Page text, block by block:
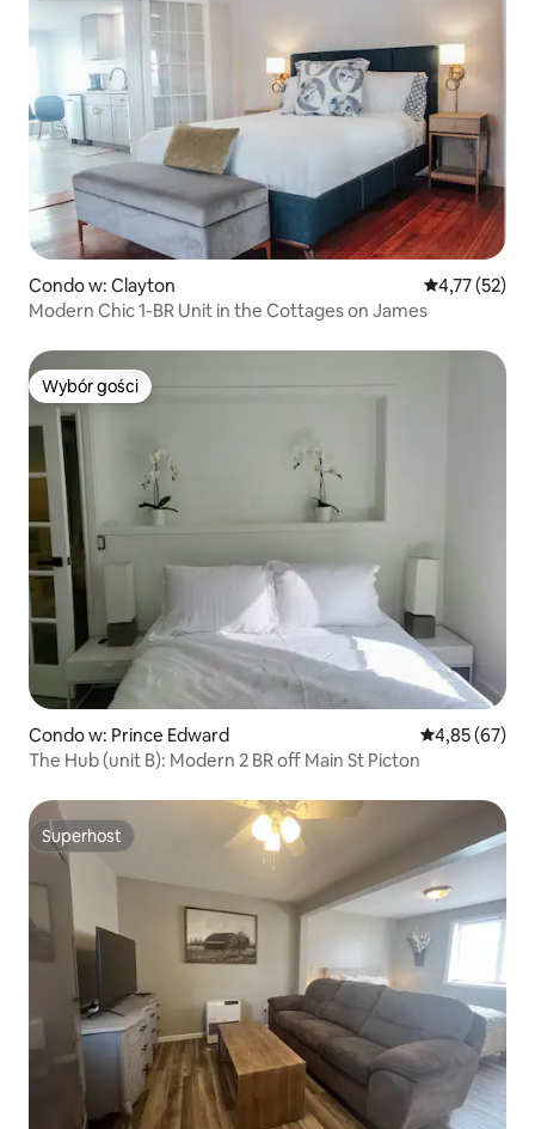
Condo w: Clayton Średnia
4,77 (52)
Modern Chic 1-BR Unit in the Cottages on James
Wybór gości
Wybór gości
Condo w: Prince Edward Średnia
4,85 (67)
The Hub (unit B): Modern 2 BR off Main St Picton
Superhost
Superhost